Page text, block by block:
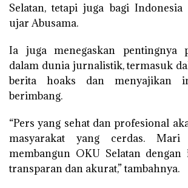
Selatan, tetapi juga bagi Indonesia
ujar Abusama.
Ia juga menegaskan pentingnya
dalam dunia jurnalistik, termasuk
berita hoaks dan menyajikan
berimbang.
“Pers yang sehat dan profesional
masyarakat yang cerdas. Mari
membangun OKU Selatan
transparan dan akurat,” tambahnya.